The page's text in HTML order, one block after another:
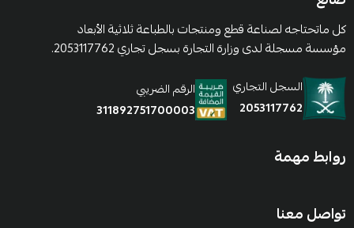
كل ماتحتاجه لصناعة قطع ومنتجات بالطباعة ثلاثية الأبعاد
مؤسسة مسجلة لدى وزارة التجارة بسجل تجاري 2053117762.
السجل التجاري
2053117762
الرقم الضريبي
311892751700003
روابط مهمة
تواصل معنا